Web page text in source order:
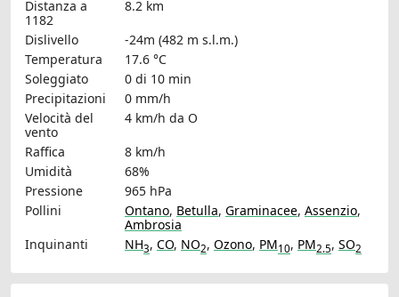
Distanza a
1182
8.2 km
Dislivello
-24m (482 m s.l.m.)
Temperatura
17.6 °C
Soleggiato
0 di 10 min
Precipitazioni
0 mm/h
Velocità del
vento
4 km/h da O
Raffica
8 km/h
Umidità
68%
Pressione
965 hPa
Pollini
Ontano, Betulla, Graminacee, Assenzio,
Ambrosia
Inquinanti
NH3, CO, NO2, Ozono, PM10, PM2.5, SO2